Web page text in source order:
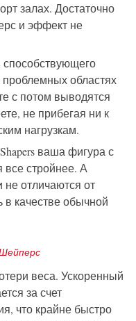
залах. Достаточно
и эффект не
способствующего
проблемныхобластях
с потом выводятся
, не прибегая ни к
нагрузкам.
Shapers вашафигурас
всестройнее. А
неотличаются от
в качествеобычной
веса. Ускоренный
засчет
, что крайне быстро